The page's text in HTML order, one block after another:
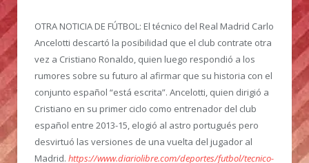
OTRA NOTICIA DE FÚTBOL: El técnico del Real Madrid Carlo
Ancelotti descartó la posibilidad que el club contrate otra
vez a Cristiano Ronaldo, quien luego respondió a los
rumores sobre su futuro al afirmar que su historia con el
conjunto español “está escrita”. Ancelotti, quien dirigió a
Cristiano en su primer ciclo como entrenador del club
español entre 2013-15, elogió al astro portugués pero
desvirtuó las versiones de una vuelta del jugador al
Madrid. https://www.diariolibre.com/deportes/futbol/tecnico-